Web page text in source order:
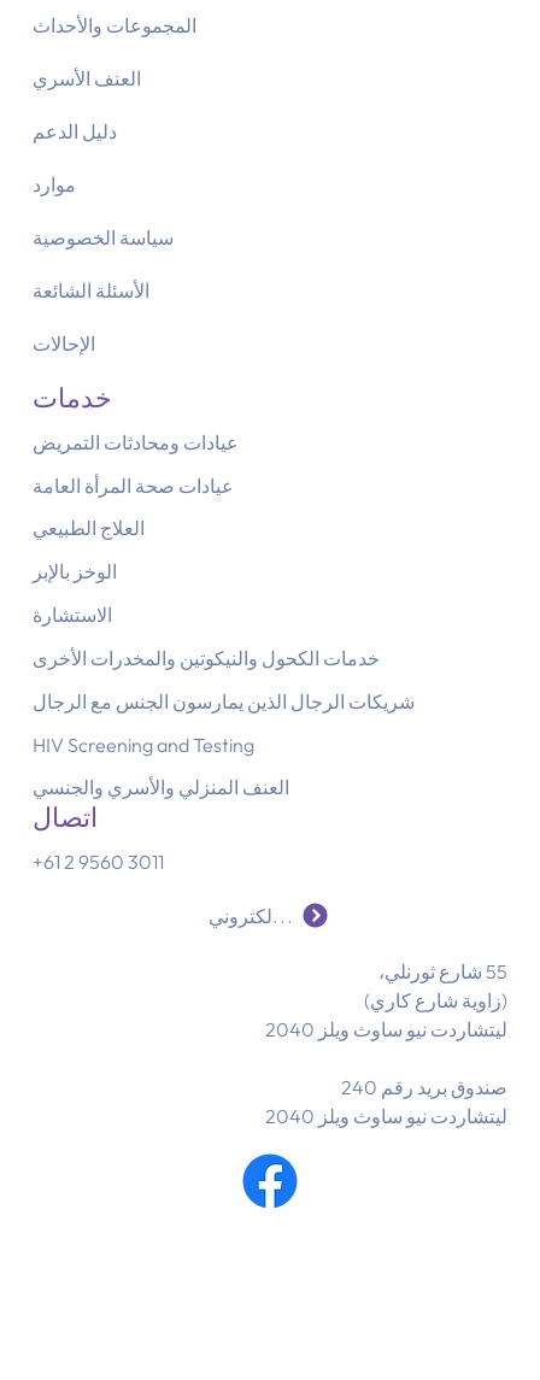
المجموعات والأحداث
العنف الأسري
دليل الدعم
موارد
سياسة الخصوصية
الأسئلة الشائعة
الإحالات
خدمات
عيادات صحة المرأة العامة
عيادات ومحادثات التمريض
العلاج الطبيعي
الوخز بالإبر
الاستشارة
خدمات الكحول والنيكوتين والمخدرات الأخرى
شريكات الرجال الذين يمارسون الجنس مع الرجال
HIV Screening and Testing
العنف المنزلي والأسري والجنسي
اتصال
+61 2 9560 3011
راسلنا عبر البريد الإلكتروني
55 شارع ثورنلي،
(زاوية شارع كاري)
ليتشاردت نيو ساوث ويلز 2040
صندوق بريد رقم 240
ليتشاردت نيو ساوث ويلز 2040